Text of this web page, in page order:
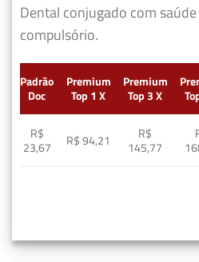
Dental conjugado com
compulsório.
Padrão
Doc
Premium
Top 1 X
Premium
Top 3 X
R$
23,67
R$ 94,21
R$
145,77